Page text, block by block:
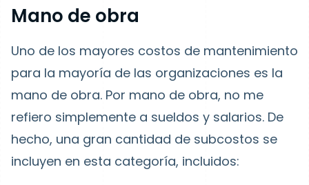
Mano de obra
Uno de los mayores costos de mantenimiento
para la mayoría de las organizaciones es la
mano de obra. Por mano de obra, no me
refiero simplemente a sueldos y salarios. De
hecho, una gran cantidad de subcostos se
incluyen en esta categoría, incluidos: